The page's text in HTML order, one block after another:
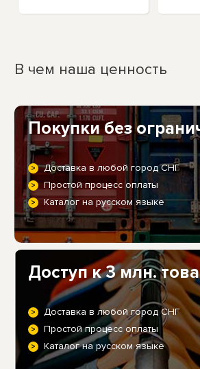
В чем наша ценность
Покупки без
Доставка в любой город СНГ
Простой процесс оплаты
Каталог на русском языке
Доступ к 3 млн.
Доставка в любой город СНГ
Простой процесс оплаты
Каталог на русском языке